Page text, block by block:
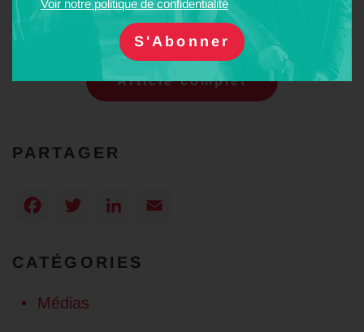
Voir notre politique de confidentialité
disponibles. Il peut donc être intéressant de regarder sur le site
Ouigo pour accéder à toute l’offre.
Article complet
PARTAGER
Facebook
TwitterLinkedIn
CATÉGORIES
Médias